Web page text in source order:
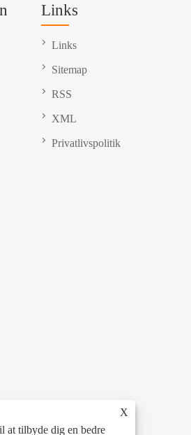
X
at tilbyde dig en bedre
Links
Links
Sitemap
RSS
XML
Privatlivspolitik